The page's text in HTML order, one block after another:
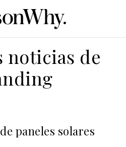
noticias de
paneles solares